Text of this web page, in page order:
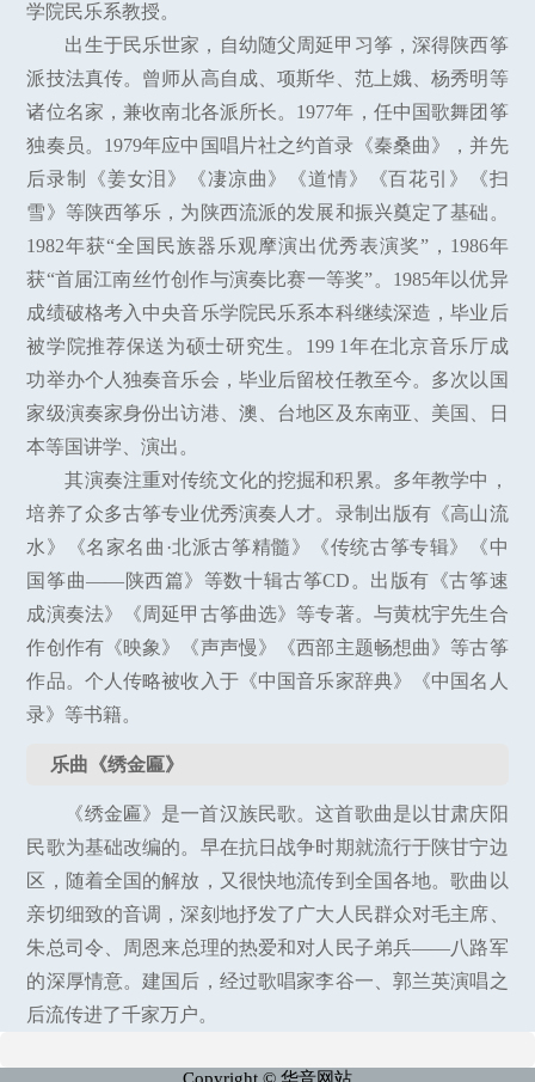
学院民乐系教授。
出生于民乐世家，自幼随父周延甲习筝，深得陕西筝
派技法真传。曾师从高自成、项斯华、范上娥、杨秀明等
诸位名家，兼收南北各派所长。1977年，任中国歌舞团筝
独奏员。1979年应中国唱片社之约首录《秦桑曲》，并先
后录制《姜女泪》《凄凉曲》《道情》《百花引》《扫
雪》等陕西筝乐，为陕西流派的发展和振兴奠定了基础。
1982年获“全国民族器乐观摩演出优秀表演奖”，1986年
获“首届江南丝竹创作与演奏比赛一等奖”。1985年以优异
成绩破格考入中央音乐学院民乐系本科继续深造，毕业后
被学院推荐保送为硕士研究生。199 1年在北京音乐厅成
功举办个人独奏音乐会，毕业后留校任教至今。多次以国
家级演奏家身份出访港、澳、台地区及东南亚、美国、日
本等国讲学、演出。
其演奏注重对传统文化的挖掘和积累。多年教学中，
培养了众多古筝专业优秀演奏人才。录制出版有《高山流
水》《名家名曲·北派古筝精髓》《传统古筝专辑》《中
国筝曲——陕西篇》等数十辑古筝CD。出版有《古筝速
成演奏法》《周延甲古筝曲选》等专著。与黄枕宇先生合
作创作有《映象》《声声慢》《西部主题畅想曲》等古筝
作品。个人传略被收入于《中国音乐家辞典》《中国名人
录》等书籍。
乐曲《绣金匾》
《绣金匾》是一首汉族民歌。这首歌曲是以甘肃庆阳
民歌为基础改编的。早在抗日战争时期就流行于陕甘宁边
区，随着全国的解放，又很快地流传到全国各地。歌曲以
亲切细致的音调，深刻地抒发了广大人民群众对毛主席、
朱总司令、周恩来总理的热爱和对人民子弟兵——八路军
的深厚情意。建国后，经过歌唱家李谷一、郭兰英演唱之
后流传进了千家万户。